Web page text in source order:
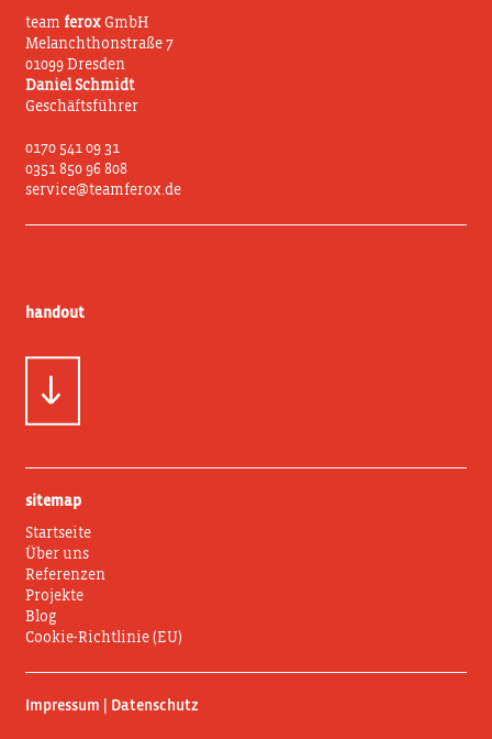
team ferox GmbH
Melanchthonstraße 7
01099 Dresden
Daniel Schmidt
Geschäftsführer
0170 541 09 31
0351 850 96 808
service@teamferox.de
handout
sitemap
Startseite
Über uns
Referenzen
Projekte
Blog
Cookie-Richtlinie (EU)
Impressum | Datenschutz